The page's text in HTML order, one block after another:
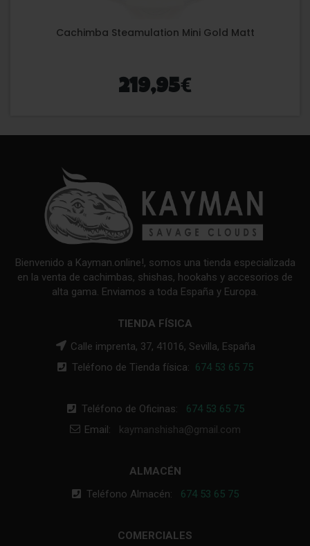
Cachimba Steamulation Mini Gold Matt
219,95€
Bienvenido a Kayman.online!, somos una tienda especializada
en la venta de cachimbas, shishas, hookahs y accesorios de
alta gama. Enviamos a toda España y Europa.
TIENDA FÍSICA
Calle imprenta, 37, 41016, Sevilla, España
Teléfono de Tienda física: 674 53 65 75
Teléfono de Oficinas: 674 53 65 75
Email: kaymanshisha@gmail.com
ALMACÉN
Teléfono Almacén: 674 53 65 75
COMERCIALES